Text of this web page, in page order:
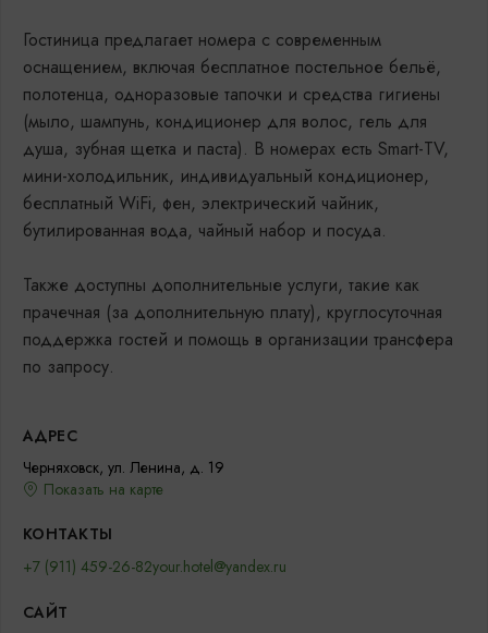
Гостиница предлагает номера с современным
оснащением, включая бесплатное постельное бельё,
полотенца, одноразовые тапочки и средства гигиены
(мыло, шампунь, кондиционер для волос, гель для
душа, зубная щетка и паста). В номерах есть Smart-TV,
мини-холодильник, индивидуальный кондиционер,
бесплатный WiFi, фен, электрический чайник,
бутилированная вода, чайный набор и посуда.
Также доступны дополнительные услуги, такие как
прачечная (за дополнительную плату), круглосуточная
поддержка гостей и помощь в организации трансфера
по запросу.
АДРЕС
Черняховск, ул. Ленина, д. 19
Показать на карте
КОНТАКТЫ
+7 (911) 459-26-82your.hotel@yandex.ru
САЙТ